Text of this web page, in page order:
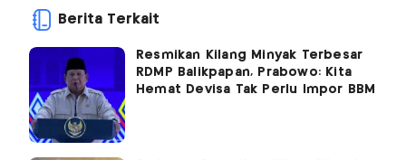
Berita Terkait
Resmikan Kilang Minyak Terbesar
RDMP Balikpapan, Prabowo: Kita
Hemat Devisa Tak Perlu Impor BBM